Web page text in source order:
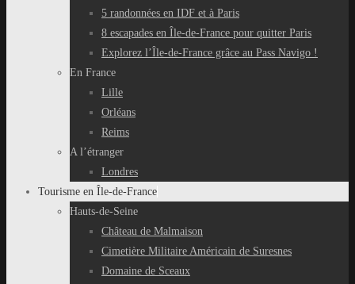
5 randonnées en IDF et à Paris
8 escapades en Île-de-France pour quitter Paris
Explorez l’Île-de-France grâce au Pass Navigo !
En France
Lille
Orléans
Reims
A l’étranger
Londres
Tourisme en Île-de-France
Hauts-de-Seine
Château de Malmaison
Cimetière Militaire Américain de Suresnes
Domaine de Sceaux